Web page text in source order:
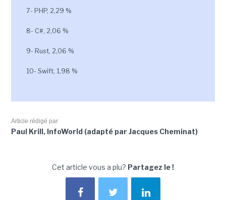
7- PHP, 2,29 %
8- C#, 2,06 %
9- Rust, 2,06 %
10- Swift, 1,98 %
Article rédigé par
Paul Krill, InfoWorld (adapté par Jacques Cheminat)
Cet article vous a plu? Partagez le !